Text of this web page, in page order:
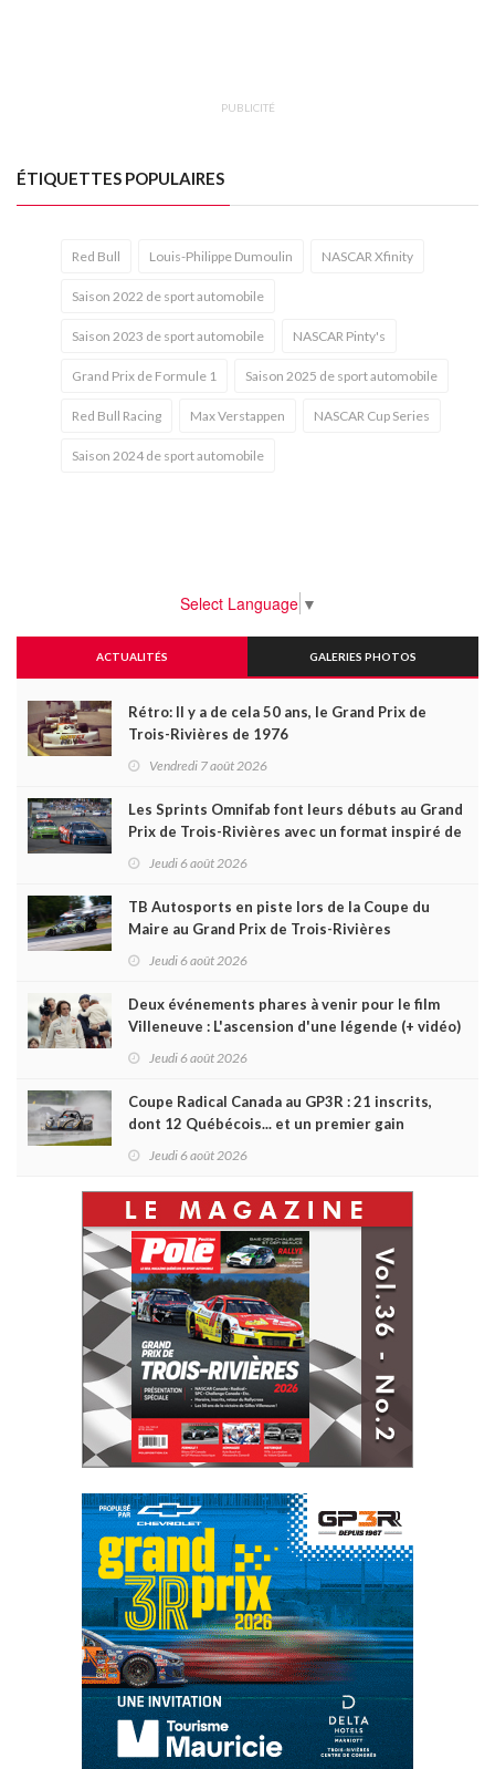
PUBLICITÉ
ÉTIQUETTES POPULAIRES
Red Bull Louis-Philippe Dumoulin NASCAR Xfinity
Saison 2022 de sport automobile
Saison 2023 de sport automobile NASCAR Pinty's
Grand Prix de Formule 1 Saison 2025 de sport automobile
Red Bull Racing Max Verstappen NASCAR Cup Series
Saison 2024 de sport automobile
Select Language ▼
ACTUALITÉS GALERIES PHOTOS
Rétro: Il y a de cela 50 ans, le Grand Prix de
Trois-Rivières de 1976
Vendredi 7 août 2026
Les Sprints Omnifab font leurs débuts au Grand
Prix de Trois-Rivières avec un format inspiré de
Jeudi 6 août 2026
TB Autosports en piste lors de la Coupe du
Maire au Grand Prix de Trois-Rivières
Jeudi 6 août 2026
Deux événements phares à venir pour le film
Villeneuve : L'ascension d'une légende (+ vidéo)
Jeudi 6 août 2026
Coupe Radical Canada au GP3R : 21 inscrits,
dont 12 Québécois... et un premier gain
Jeudi 6 août 2026